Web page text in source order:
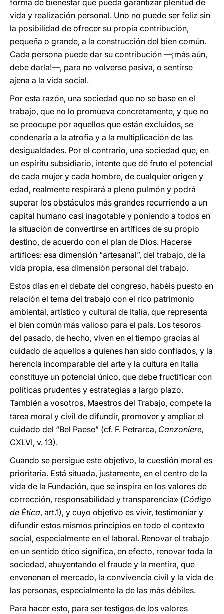
forma de bienestar que pueda garantizar plenitud de
vida y realización personal. Uno no puede ser feliz sin
la posibilidad de ofrecer su propia contribución,
pequeña o grande, a la construcción del bien común.
Cada persona puede dar su contribución —¡más aún,
debe darla!—, para no volverse pasiva, o sentirse
ajena a la vida social.
Por esta razón, una sociedad que no se base en el
trabajo, que no lo promueva concretamente, y que no
se preocupe por aquellos que están excluidos, se
condenaría a la atrofia y a la multiplicación de las
desigualdades. Por el contrario, una sociedad que, en
un espíritu subsidiario, intente que dé fruto el potencial
de cada mujer y cada hombre, de cualquier origen y
edad, realmente respirará a pleno pulmón y podrá
superar los obstáculos más grandes recurriendo a un
capital humano casi inagotable y poniendo a todos en
la situación de convertirse en artífices de su propio
destino, de acuerdo con el plan de Dios. Hacerse
artífices: esa dimensión “artesanal”, del trabajo, de la
vida propia, esa dimensión personal del trabajo.
Estos días en el debate del congreso, habéis puesto en
relación el tema del trabajo con el rico patrimonio
ambiental, artístico y cultural de Italia, que representa
el bien común más valioso para el país. Los tesoros
del pasado, de hecho, viven en el tiempo gracias al
cuidado de aquellos a quienes han sido confiados, y la
herencia incomparable del arte y la cultura en Italia
constituye un potencial único, que debe fructificar con
políticas prudentes y estrategias a largo plazo.
También a vosotros, Maestros del Trabajo, compete la
tarea moral y civil de difundir, promover y ampliar el
cuidado del “Bel Paese” (cf. F. Petrarca, Canzoniere,
CXLVI, v. 13).
Cuando se persigue este objetivo, la cuestión moral es
prioritaria. Está situada, justamente, en el centro de la
vida de la Fundación, que se inspira en los valores de
corrección, responsabilidad y transparencia» (Código
de Ética, art.1), y cuyo objetivo es vivir, testimoniar y
difundir estos mismos principios en todo el contexto
social, especialmente en el laboral. Renovar el trabajo
en un sentido ético significa, en efecto, renovar toda la
sociedad, ahuyentando el fraude y la mentira, que
envenenan el mercado, la convivencia civil y la vida de
las personas, especialmente la de las más débiles.
Para hacer esto, para ser testigos de los valores